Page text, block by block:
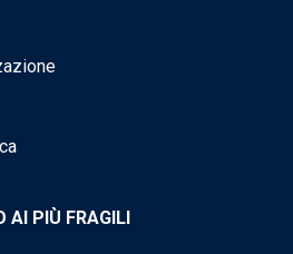
AI PIÙ FRAGILI